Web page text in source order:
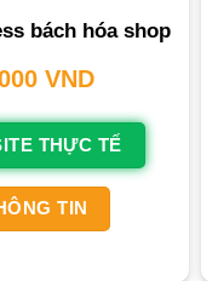
bách hóa shop
VND
THỰC TẾ
TIN